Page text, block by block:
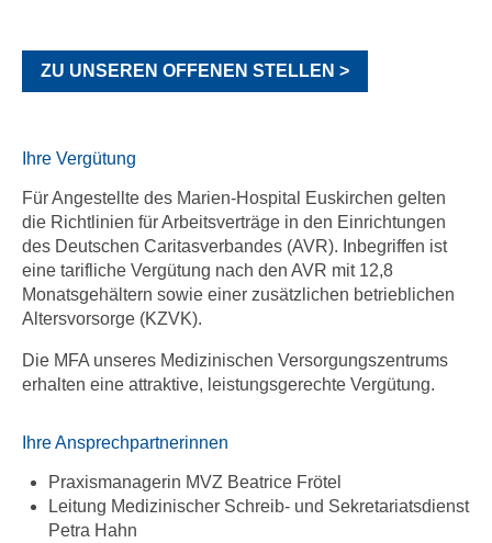
ZU UNSEREN OFFENEN STELLEN >
Ihre Vergütung
Für Angestellte des Marien-Hospital Euskirchen gelten
die Richtlinien für Arbeitsverträge in den Einrichtungen
des Deutschen Caritasverbandes (AVR). Inbegriffen ist
eine tarifliche Vergütung nach den AVR mit 12,8
Monatsgehältern sowie einer zusätzlichen betrieblichen
Altersvorsorge (KZVK).
Die MFA unseres Medizinischen Versorgungszentrums
erhalten eine attraktive, leistungsgerechte Vergütung.
Ihre Ansprechpartnerinnen
Praxismanagerin MVZ Beatrice Frötel
Leitung Medizinischer Schreib- und Sekretariatsdienst
Petra Hahn